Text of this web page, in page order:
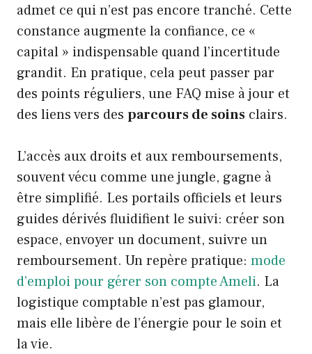
admet ce qui n’est pas encore tranché. Cette
constance augmente la confiance, ce «
capital » indispensable quand l’incertitude
grandit. En pratique, cela peut passer par
des points réguliers, une FAQ mise à jour et
des liens vers des parcours de soins clairs.
L’accès aux droits et aux remboursements,
souvent vécu comme une jungle, gagne à
être simplifié. Les portails officiels et leurs
guides dérivés fluidifient le suivi: créer son
espace, envoyer un document, suivre un
remboursement. Un repère pratique: mode
d’emploi pour gérer son compte Ameli. La
logistique comptable n’est pas glamour,
mais elle libère de l’énergie pour le soin et
la vie.